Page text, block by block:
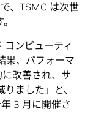
、TSMC は次世
コンピューティ
果、パフォーマ
改善され、サ
ました」と、
3 月に開催さ